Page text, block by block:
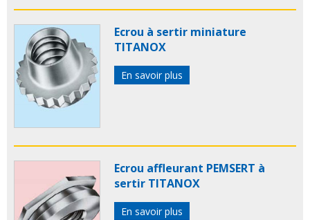
Ecrou à sertir miniature
TITANOX
En savoir plus
Ecrou affleurant PEMSERT à
sertir TITANOX
En savoir plus